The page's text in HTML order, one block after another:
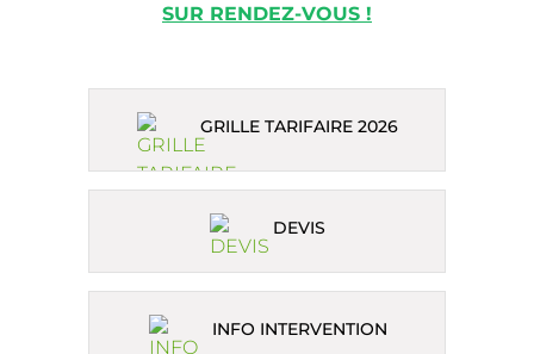
SUR RENDEZ-VOUS !
GRILLE TARIFAIRE 2026
DEVIS
INFO INTERVENTION